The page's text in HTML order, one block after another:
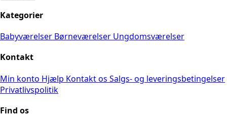
Kategorier
Babyværelser Børneværelser Ungdomsværelser
Kontakt
Min konto Hjælp Kontakt os Salgs- og leveringsbetingelser
Privatlivspolitik
Find os